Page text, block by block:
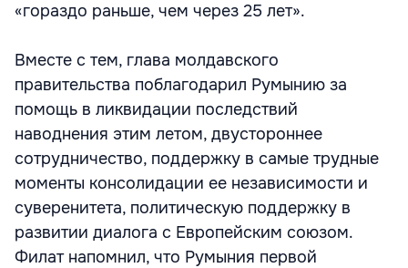
«гораздо раньше, чем через 25 лет».
Вместе с тем, глава молдавского
правительства поблагодарил Румынию за
помощь в ликвидации последствий
наводнения этим летом, двустороннее
сотрудничество, поддержку в самые трудные
моменты консолидации ее независимости и
суверенитета, политическую поддержку в
развитии диалога с Европейским союзом.
Филат напомнил, что Румыния первой